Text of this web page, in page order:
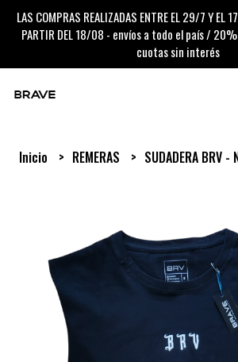
LAS COMPRAS REALIZADAS ENTRE EL 29/7 Y EL
PARTIR DEL 18/08 - envíos a todo el país /
cuotas sin interés
Inicio REMERAS SUDADERA BRV -